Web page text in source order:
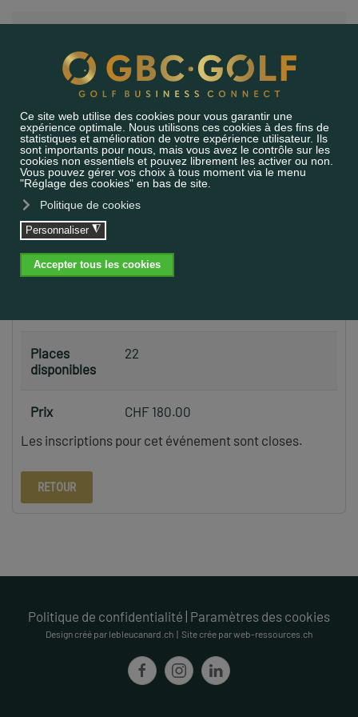
RENCONTRE CERCLE
LA RIVIERA
PROPRIÉTÉS DE L'ÉVÉNEMENT
Date de
l'événement
13.08.2025
Places
disponibles
22
Prix
CHF 180.00
Les inscriptions pour cet événement sont closes.
RETOUR
Politique de confidentialité Paramètres des cookies
Design créé par lebleucanard.ch | Site crée par web-ressources.ch